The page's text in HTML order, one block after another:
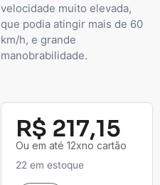
velocidade muito elevada,
que podia atingir mais de 60
km/h, e grande
manobrabilidade.
R$ 217,15
Ou em até 12xno cartão
22 em estoque